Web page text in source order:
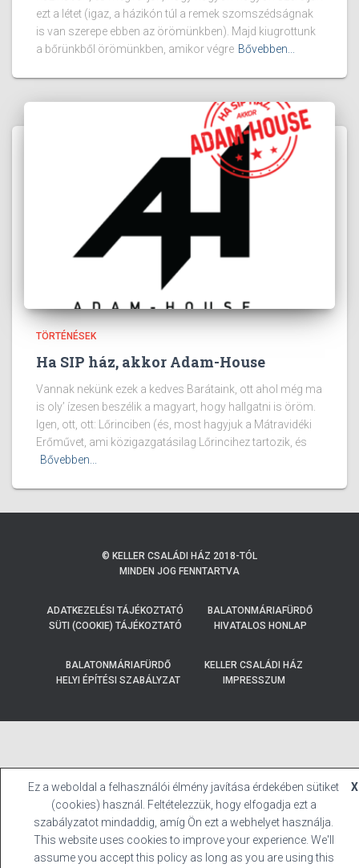
ezt a létet (igaz, a házikón túl a remek szomszédságnak
is van szerepe ebben az örömünkben). Majd kiugrottunk
a bőrünkből örömünkben, amikor végre Bővebben...
TÖRTÉNÉSEK
Ha SIP ház, akkor Adam-House
Vannak nekünk ezek a kedves Barátaink, ott ahol még ma
is oly’ ízesen beszélik a magyart, hogy hallgatni is öröm.
Igen, ott, ott: Lőrinciben (és, most hagyjuk a Mátravidéki
Erőművet, ami közigazgatásilag Lőrincihez tartozik, és
Bővebben...
© KELLER CSALÁDI HÁZ 2018-TÓL
MINDEN JOG FENNTARTVA
ADATKEZELÉSI TÁJÉKOZTATÓ
SÜTI (COOKIE) TÁJÉKOZTATÓ
BALATONMÁRIAFÜRDŐ
HIVATALOS HONLAP
BALATONMÁRIAFÜRDŐ
HELYI ÉPÍTÉSI SZABÁLYZAT
KELLER CSALÁDI HÁZ
IMPRESSZUM
Ez a weboldal a felhasználói élmény javítása érdekében sütiket
(cookies) használ. Feltételezzük, hogy elfogadja ezt a
szabályzatot mindaddig, amíg Ön ezt a webhelyet használja.
This website uses cookies to improve your experience. We'll
assume you accept this policy as long as you are using this
X